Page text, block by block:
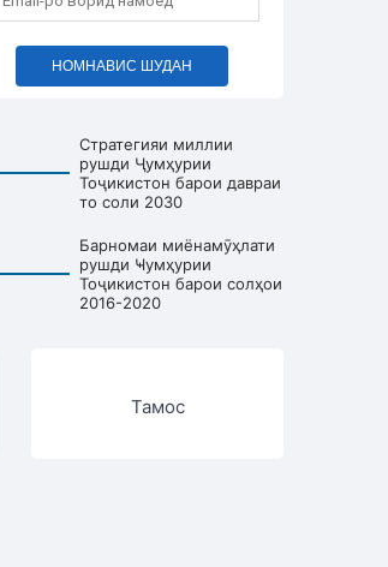
НОМНАВИС ШУДАН
Стратегияи миллии
рушди Ҷумҳурии
Тоҷикистон барои давраи
то соли 2030
Барномаи миёнамӯҳлати
рушди Ҹумҳурии
Тоҷикистон барои солҳои
2016-2020
Тамос